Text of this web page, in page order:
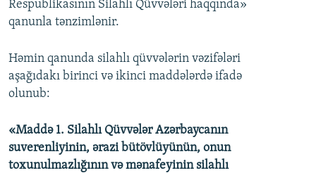
Respublikasının Silahlı Qüvvələri haqqında»
qanunla tənzimlənir.
Həmin qanunda silahlı qüvvələrin vəzifələri
aşağıdakı birinci və ikinci maddələrdə ifadə
olunub:
«Maddə 1. Silahlı Qüvvələr Azərbaycanın
suverenliyinin, ərazi bütövlüyünün, onun
toxunulmazlığının və mənafeyinin silahlı